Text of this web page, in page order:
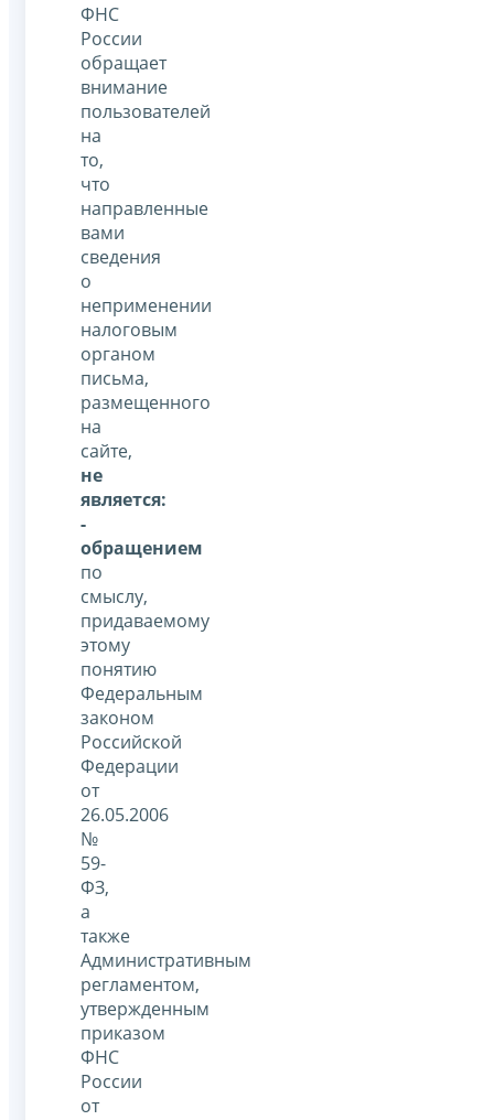
ФНС
России
обращает
внимание
пользователей
на
то,
что
направленные
вами
сведения
о
неприменении
налоговым
органом
письма,
размещенного
на
сайте,
не
является:
-
обращением
по
смыслу,
придаваемому
этому
понятию
Федеральным
законом
Российской
Федерации
от
26.05.2006
№
59-
ФЗ,
а
также
Административным
регламентом,
утвержденным
приказом
ФНС
России
от